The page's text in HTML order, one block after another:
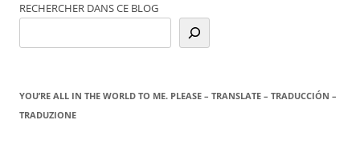
articles
RECHERCHER DANS CE BLOG
YOU’RE ALL IN THE WORLD TO ME. PLEASE – TRANSLATE – TRADUCCIÓN –
TRADUZIONE